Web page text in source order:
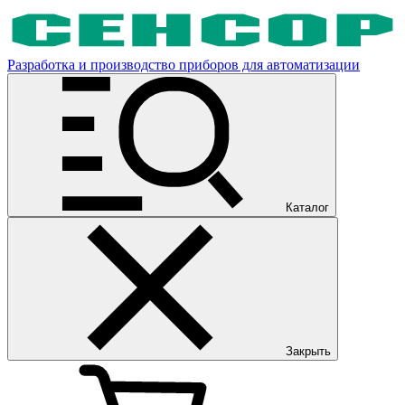
Разработка и производство приборов для автоматизации
Каталог
Закрыть